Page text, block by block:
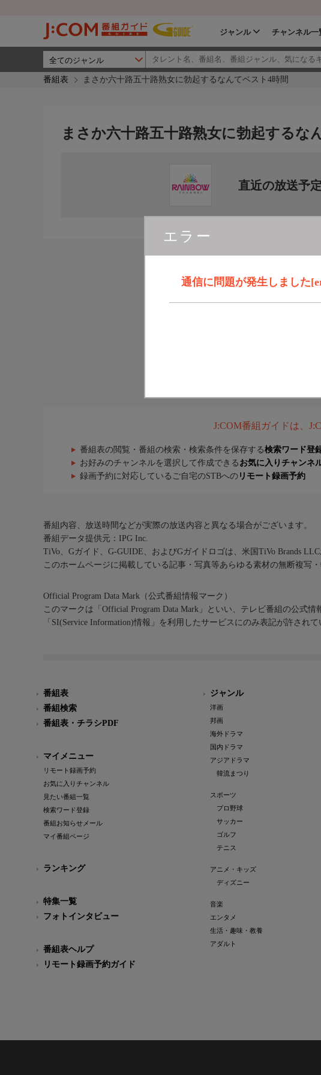
ジャンル チャンネル一
番組表 まさか六十路五十路熟女に勃起するなんてベスト4時間
エラー
通信に問題が発生しました
まさか六十路五十路熟女に勃起するな
直近の放送予
J:COM番組ガイドは、
番組表の閲覧・番組の検索・検索条件を保存する検索ワード登
お好みのチャンネルを選択して作成できる お気に入りチャンネ
録画予約に対応しているご自宅のSTBへの リモート録画予約
番組内容、放送時間などが実際の放送内容と異なる場合がございます。
番組データ提供元：IPG Inc.
TiVo、Gガイド、G-GUIDE、およびGガイドロゴは、米国TiVo Brands
このホームページに掲載している記事・写真等あらゆる素材の無断複写・
Official Program Data Mark（公式番組情報マーク）
このマークは「Official Program Data Mark」といい、テレビ番組の公式情
「SI(Service Information)情報」を利用したサービスにのみ表記が許されて
番組表
番組検索
番組表・チラシPDF
マイメニュー
リモート録画予約
お気に入りチャンネル
見たい番組一覧
検索ワード登録
番組お知らせメール
マイ番組ページ
ランキング
特集一覧
フォトインタビュー
番組表ヘルプ
リモート録画予約ガイド
ジャンル
洋画
邦画
海外ドラマ
国内ドラマ
アジアドラマ
韓流まつり
スポーツ
プロ野球
サッカー
ゴルフ
テニス
アニメ・キッズ
ディズニー
音楽
エンタメ
生活・趣味・教養
アダルト